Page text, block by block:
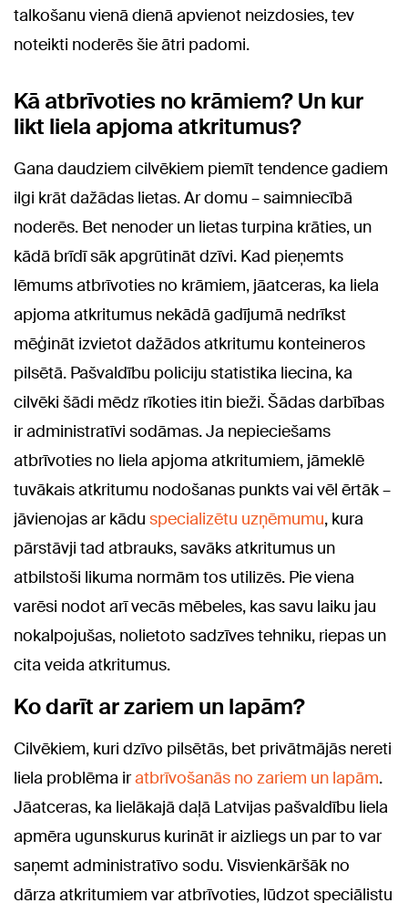
talkošanu vienā dienā apvienot neizdosies, tev
noteikti noderēs šie ātri padomi.
Kā atbrīvoties no krāmiem? Un kur
likt liela apjoma atkritumus?
Gana daudziem cilvēkiem piemīt tendence gadiem
ilgi krāt dažādas lietas. Ar domu – saimniecībā
noderēs. Bet nenoder un lietas turpina krāties, un
kādā brīdī sāk apgrūtināt dzīvi. Kad pieņemts
lēmums atbrīvoties no krāmiem, jāatceras, ka liela
apjoma atkritumus nekādā gadījumā nedrīkst
mēģināt izvietot dažādos atkritumu konteineros
pilsētā. Pašvaldību policiju statistika liecina, ka
cilvēki šādi mēdz rīkoties itin bieži. Šādas darbības
ir administratīvi sodāmas. Ja nepieciešams
atbrīvoties no liela apjoma atkritumiem, jāmeklē
tuvākais atkritumu nodošanas punkts vai vēl ērtāk –
jāvienojas ar kādu specializētu uzņēmumu, kura
pārstāvji tad atbrauks, savāks atkritumus un
atbilstoši likuma normām tos utilizēs. Pie viena
varēsi nodot arī vecās mēbeles, kas savu laiku jau
nokalpojušas, nolietoto sadzīves tehniku, riepas un
cita veida atkritumus.
Ko darīt ar zariem un lapām?
Cilvēkiem, kuri dzīvo pilsētās, bet privātmājās nereti
liela problēma iratbrīvošanās no zariem un lapām.
Jāatceras, ka lielākajā daļā Latvijas pašvaldību liela
apmēra ugunskurus kurināt ir aizliegs un par to var
saņemt administratīvo sodu. Visvienkāršāk no
dārza atkritumiem var atbrīvoties, lūdzot speciālistu